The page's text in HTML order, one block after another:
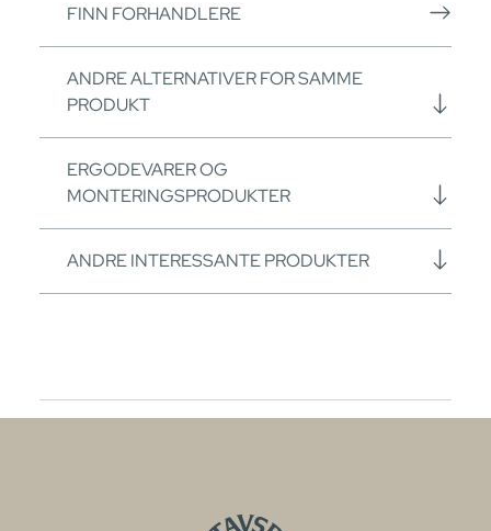
FINN FORHANDLERE
ANDRE ALTERNATIVER FOR SAMME
PRODUKT
ERGODEVARER OG
MONTERINGSPRODUKTER
ANDRE INTERESSANTE PRODUKTER